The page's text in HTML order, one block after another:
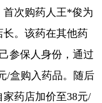
首次购药人王*俊为
。该药在其他药
参保人身份，通过
/盒购入药品。随后
药店加价至38元/